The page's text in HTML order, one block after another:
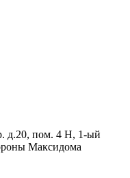
д.20, пом. 4 Н, 1-ый
Максидома